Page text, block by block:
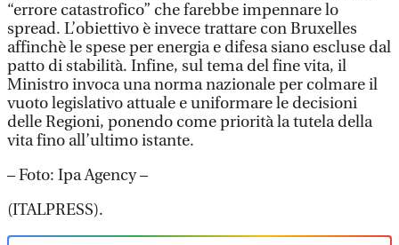
“errore catastrofico” che farebbe impennare lo
spread. L’obiettivo è invece trattare con Bruxelles
affinchè le spese per energia e difesa siano escluse dal
patto di stabilità. Infine, sul tema del fine vita, il
Ministro invoca una norma nazionale per colmare il
vuoto legislativo attuale e uniformare le decisioni
delle Regioni, ponendo come priorità la tutela della
vita fino all’ultimo istante.
– Foto: Ipa Agency –
(ITALPRESS).